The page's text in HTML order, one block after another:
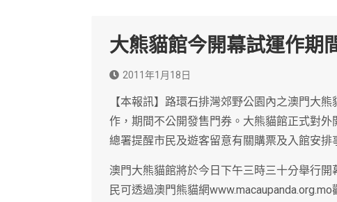
大熊貓館今開幕試運作期
2011年1月18日
【本報訊】路環石排灣郊野公園內之澳門大
作，期間不公開發售門券。大熊貓館正式對
總署提醒市民及遊客留意有關購票及入館安排
澳門大熊貓館將於今日下午三時三十分舉行
民可透過澳門熊貓網